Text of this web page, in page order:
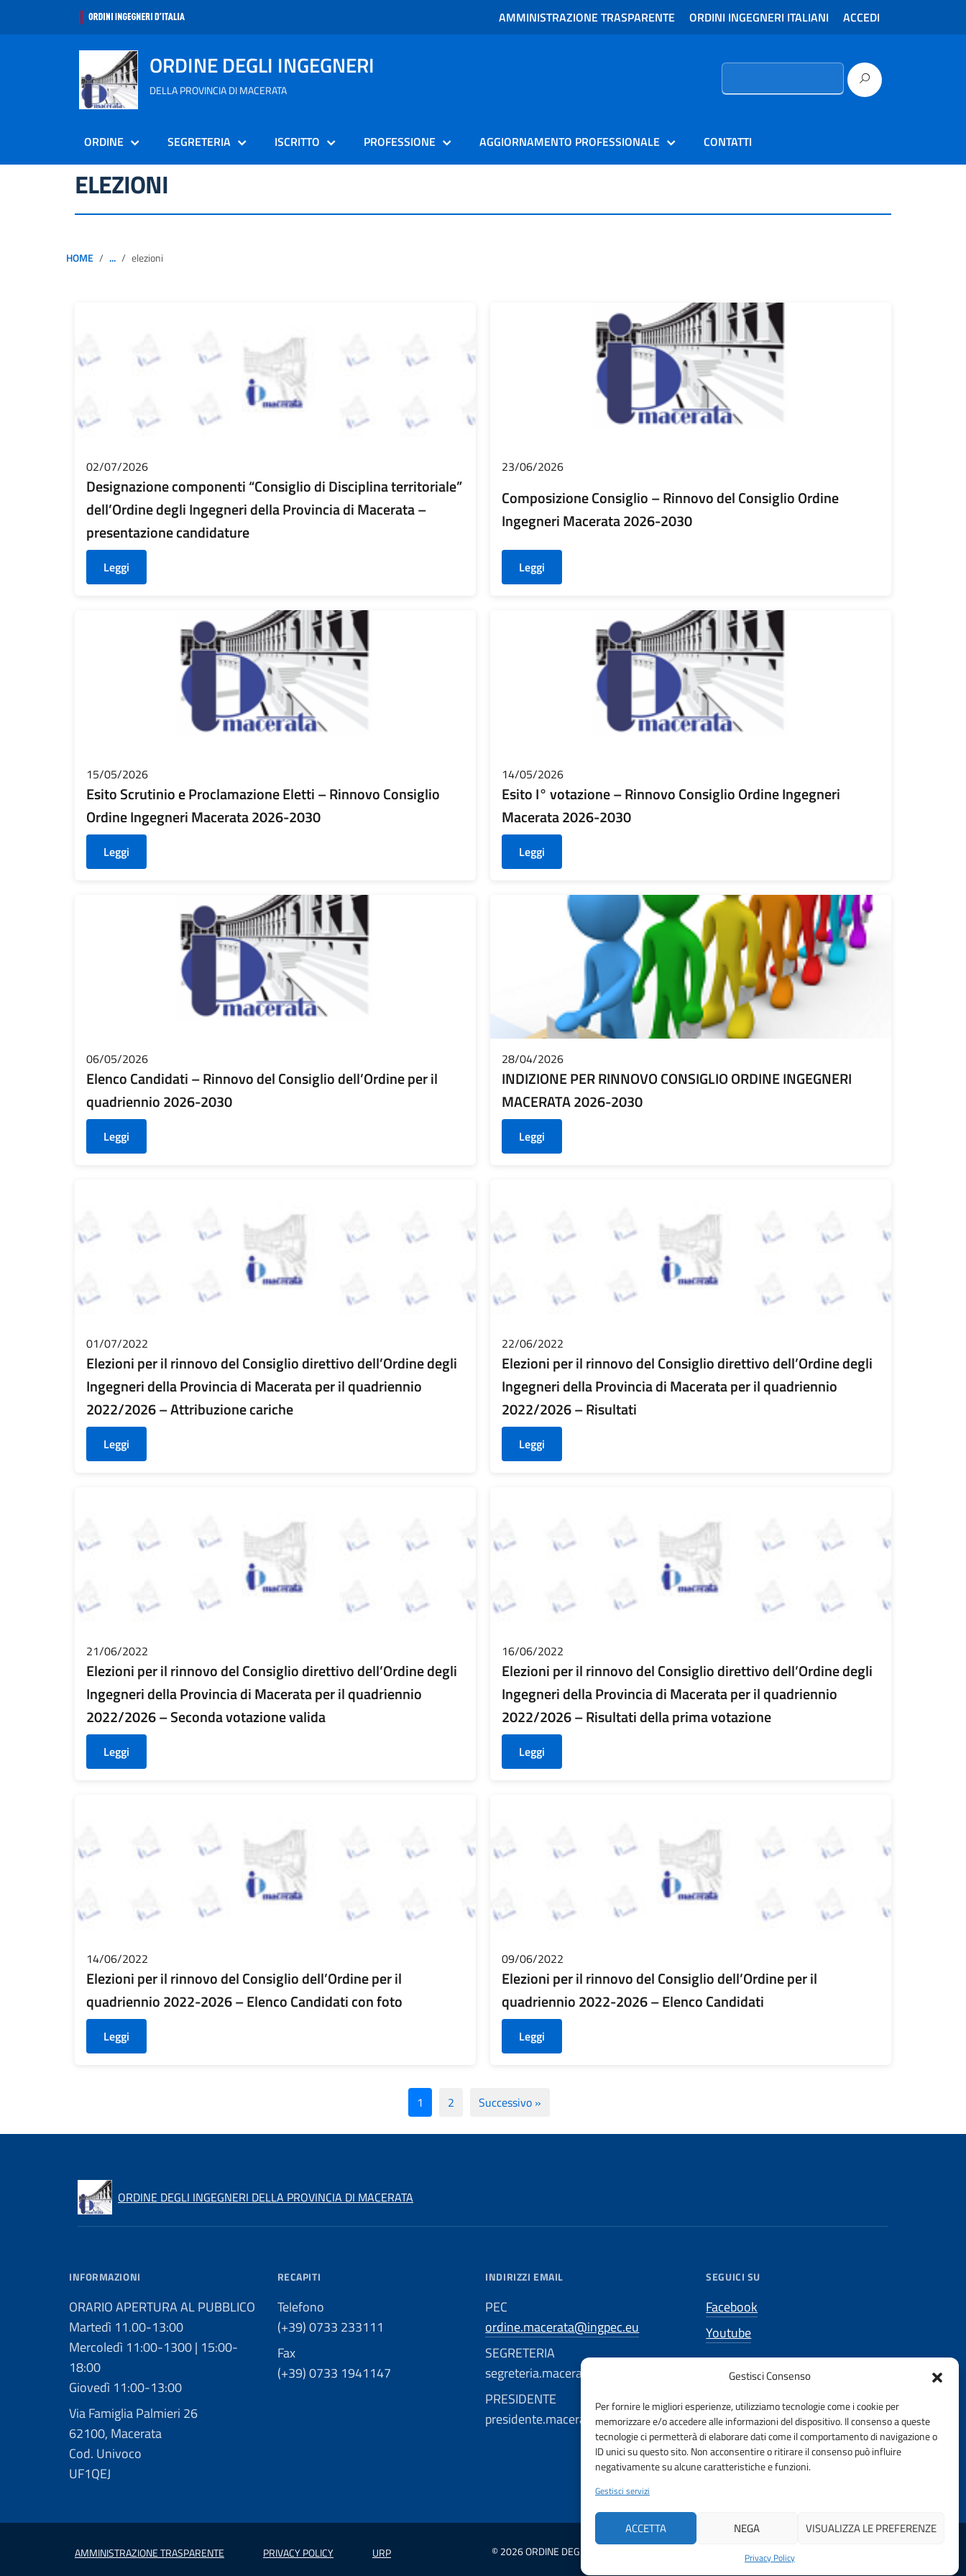
Gestisci Consenso
Per fornire le migliori esperienze, utilizziamo tecnologie come i cookie per
memorizzare e/o accedere alle informazioni del dispositivo. Il consenso a queste
tecnologie ci permetterà di elaborare dati come il comportamento di navigazione o
ID unici su questo sito. Non acconsentire o ritirare il consenso può influire
negativamente su alcune caratteristiche e funzioni.
Gestisci servizi
ACCETTA NEGA VISUALIZZA LE PREFERENZE
Privacy Policy
AMMINISTRAZIONE TRASPARENTE ORDINI INGEGNERI ITALIANI ACCEDI
ORDINE DEGLI INGEGNERI
DELLA PROVINCIA DI MACERATA
Ricerca
ORDINE SEGRETERIA ISCRITTO PROFESSIONE AGGIORNAMENTO PROFESSIONALE CONTATTI
ELEZIONI
HOME ... elezioni
02/07/2026
Designazione componenti “Consiglio di Disciplina territoriale”
dell’Ordine degli Ingegneri della Provincia di Macerata –
presentazione candidature
Leggi
23/06/2026
Composizione Consiglio – Rinnovo del Consiglio Ordine
Ingegneri Macerata 2026-2030
Leggi
15/05/2026
Esito Scrutinio e Proclamazione Eletti – Rinnovo Consiglio
Ordine Ingegneri Macerata 2026-2030
Leggi
14/05/2026
Esito I° votazione – Rinnovo Consiglio Ordine Ingegneri
Macerata 2026-2030
Leggi
06/05/2026
Elenco Candidati – Rinnovo del Consiglio dell’Ordine per il
quadriennio 2026-2030
Leggi
28/04/2026
INDIZIONE PER RINNOVO CONSIGLIO ORDINE INGEGNERI
MACERATA 2026-2030
Leggi
01/07/2022
Elezioni per il rinnovo del Consiglio direttivo dell’Ordine degli
Ingegneri della Provincia di Macerata per il quadriennio
2022/2026 – Attribuzione cariche
Leggi
22/06/2022
Elezioni per il rinnovo del Consiglio direttivo dell’Ordine degli
Ingegneri della Provincia di Macerata per il quadriennio
2022/2026 – Risultati
Leggi
21/06/2022
Elezioni per il rinnovo del Consiglio direttivo dell’Ordine degli
Ingegneri della Provincia di Macerata per il quadriennio
2022/2026 – Seconda votazione valida
Leggi
16/06/2022
Elezioni per il rinnovo del Consiglio direttivo dell’Ordine degli
Ingegneri della Provincia di Macerata per il quadriennio
2022/2026 – Risultati della prima votazione
Leggi
14/06/2022
Elezioni per il rinnovo del Consiglio dell’Ordine per il
quadriennio 2022-2026 – Elenco Candidati con foto
Leggi
09/06/2022
Elezioni per il rinnovo del Consiglio dell’Ordine per il
quadriennio 2022-2026 – Elenco Candidati
Leggi
1 2 Successivo »
ORDINE DEGLI INGEGNERI DELLA PROVINCIA DI MACERATA
INFORMAZIONI
ORARIO APERTURA AL PUBBLICO
Martedì 11.00-13:00
Mercoledì 11:00-1300 | 15:00-
18:00
Giovedì 11:00-13:00
Via Famiglia Palmieri 26
62100, Macerata
Cod. Univoco
UF1QEJ
RECAPITI
Telefono
(+39) 0733 233111
Fax
(+39) 0733 1941147
INDIRIZZI EMAIL
PEC
ordine.macerata@ingpec.eu
SEGRETERIA
segreteria.macerata@ordingegneri.it
PRESIDENTE
presidente.macerata@ordingegneri.it
SEGUICI SU
Facebook
Youtube
AMMINISTRAZIONE TRASPARENTE PRIVACY POLICY URP © 2026 ORDINE DEGLI INGEGNERI DELLA PROVINCIA DI MACERATA | FONDAZIONE CNI